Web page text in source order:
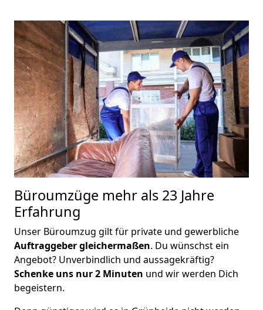
Büroumzüge mehr als 23 Jahre
Erfahrung
Unser Büroumzug gilt für private und gewerbliche
Auftraggeber gleichermaßen. Du wünschst ein
Angebot? Unverbindlich und aussagekräftig?
Schenke uns nur 2 Minuten und wir werden Dich
begeistern.